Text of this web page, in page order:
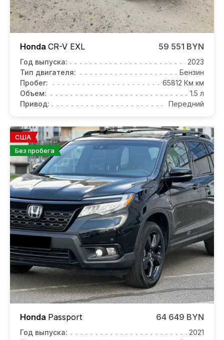
Honda CR-V EXL 59 551 BYN
Год выпуска:
2023
Тип двигателя:
Бензин
Пробег:
65812 Км км
Объем:
1.5 л
Привод:
Передний
США
Без пробега
Honda Passport 64 649 BYN
Год выпуска:
2021